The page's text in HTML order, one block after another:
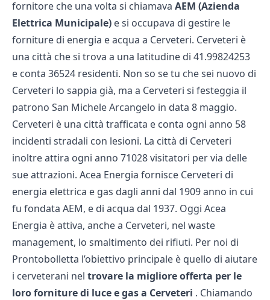
fornitore che una volta si chiamava AEM (Azienda
Elettrica Municipale) e si occupava di gestire le
forniture di energia e acqua a Cerveteri. Cerveteri è
una città che si trova a una latitudine di 41.99824253
e conta 36524 residenti. Non so se tu che sei nuovo di
Cerveteri lo sappia già, ma a Cerveteri si festeggia il
patrono San Michele Arcangelo in data 8 maggio.
Cerveteri è una città trafficata e conta ogni anno 58
incidenti stradali con lesioni. La città di Cerveteri
inoltre attira ogni anno 71028 visitatori per via delle
sue attrazioni. Acea Energia fornisce Cerveteri di
energia elettrica e gas dagli anni dal 1909 anno in cui
fu fondata AEM, e di acqua dal 1937. Oggi Acea
Energia è attiva, anche a Cerveteri, nel waste
management, lo smaltimento dei rifiuti. Per noi di
Prontobolletta l’obiettivo principale è quello di aiutare
i cerveterani nel trovare la migliore offerta per le
loro forniture di luce e gas a Cerveteri . Chiamando